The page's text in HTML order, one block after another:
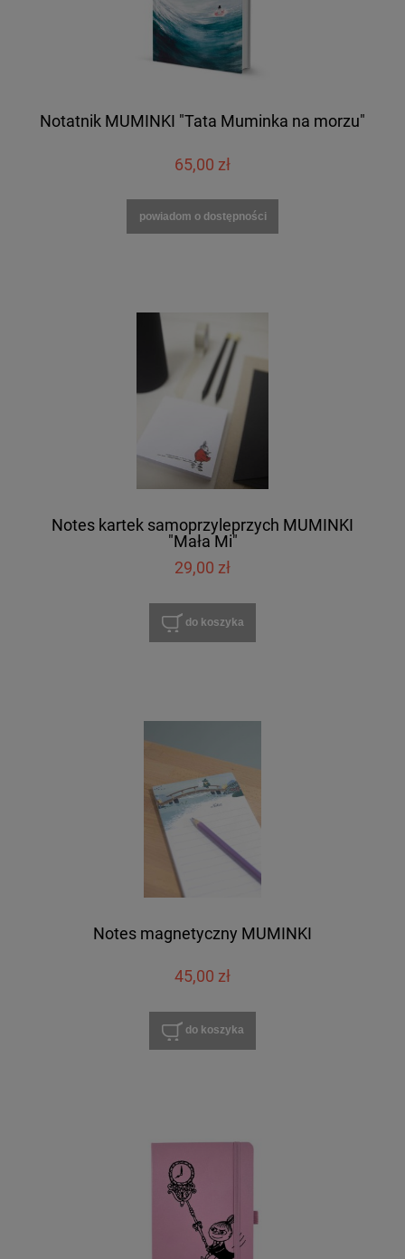
Notatnik MUMINKI "Tata Muminka na morzu"
65,00 zł
powiadom o dostępności
Notes kartek samoprzyleprzych MUMINKI
"Mała Mi"
29,00 zł
do koszyka
Notes magnetyczny MUMINKI
45,00 zł
do koszyka